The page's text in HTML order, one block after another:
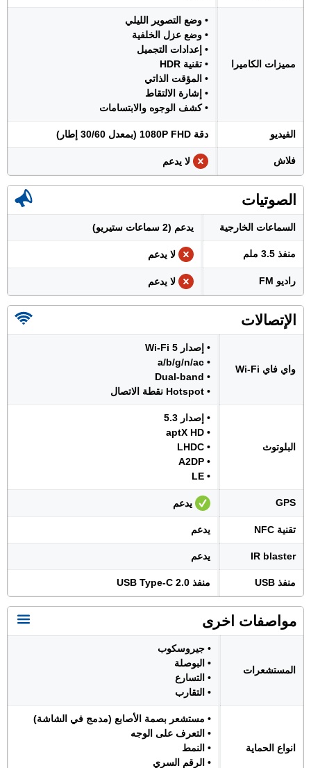
مميزات الكاميرا
• وضع التصوير الليلي
• وضع عزل الخلفية
• إعدادات التجميل
• تقنية HDR
• المؤقت الذاتي
• إشارة الالتقاط
• كشف الوجوه والابتسامات
الفيديو دقة 1080P FHD (بمعدل 30/60 إطار)
فلاش لا يدعم
الصوتيات
السماعات الخارجية يدعم (2 سماعات ستيريو)
منفذ 3.5 ملم لا يدعم
راديو FM لا يدعم
الإتصالات
واي فاي Wi-Fi
• إصدار Wi-Fi 5
• a/b/g/n/ac
• Dual-band
• Hotspot نقطة الاتصال
البلوتوث
• إصدار 5.3
• aptX HD
• LHDC
• A2DP
• LE
GPS يدعم
تقنية NFC يدعم
IR blaster يدعم
منفذ USB منفذ USB Type-C 2.0
مواصفات اخرى
المستشعرات
• جيروسكوب
• البوصلة
• التسارع
• التقارب
انواع الحماية
• مستشعر بصمة الأصابع (مدمج في الشاشة)
• التعرف على الوجه
• النمط
• الرقم السري